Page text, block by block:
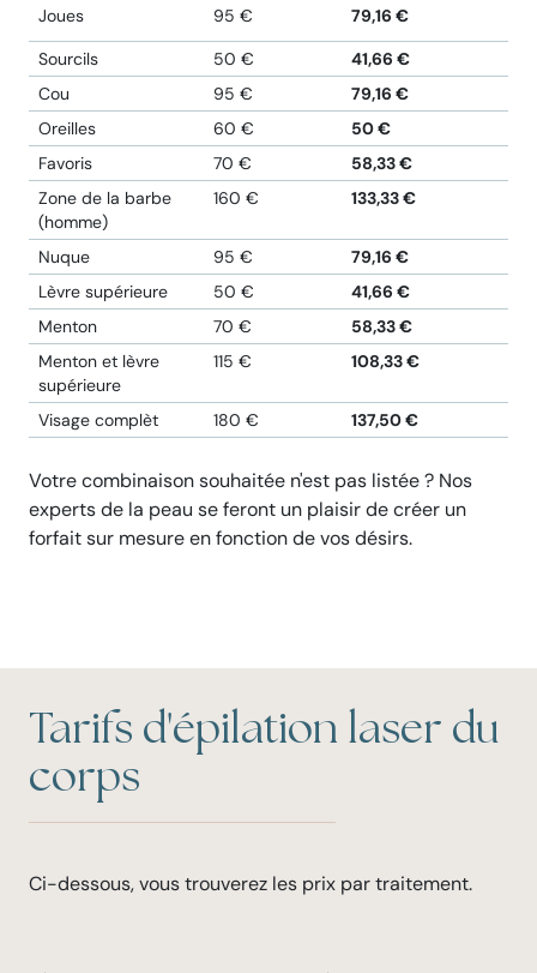
Joues
95 €
79,16 €
Sourcils
50 €
41,66 €
Cou
95 €
79,16 €
Oreilles
60 €
50 €
Favoris
70 €
58,33 €
Zone de la barbe
(homme)
160 € 133,33 €
Nuque 95 €
79,16 €
Lèvre supérieure
50 €
41,66 €
Menton
70 €
58,33 €
Menton et lèvre
supérieure
115 € 108,33 €
Visage complèt 180 € 137,50 €
Votre combinaison souhaitée n'est pas listée ? Nos
experts de la peau se feront un plaisir de créer un
forfait sur mesure en fonction de vos désirs.
Tarifs d'épilation laser du
corps
Ci-dessous, vous trouverez les prix par traitement.